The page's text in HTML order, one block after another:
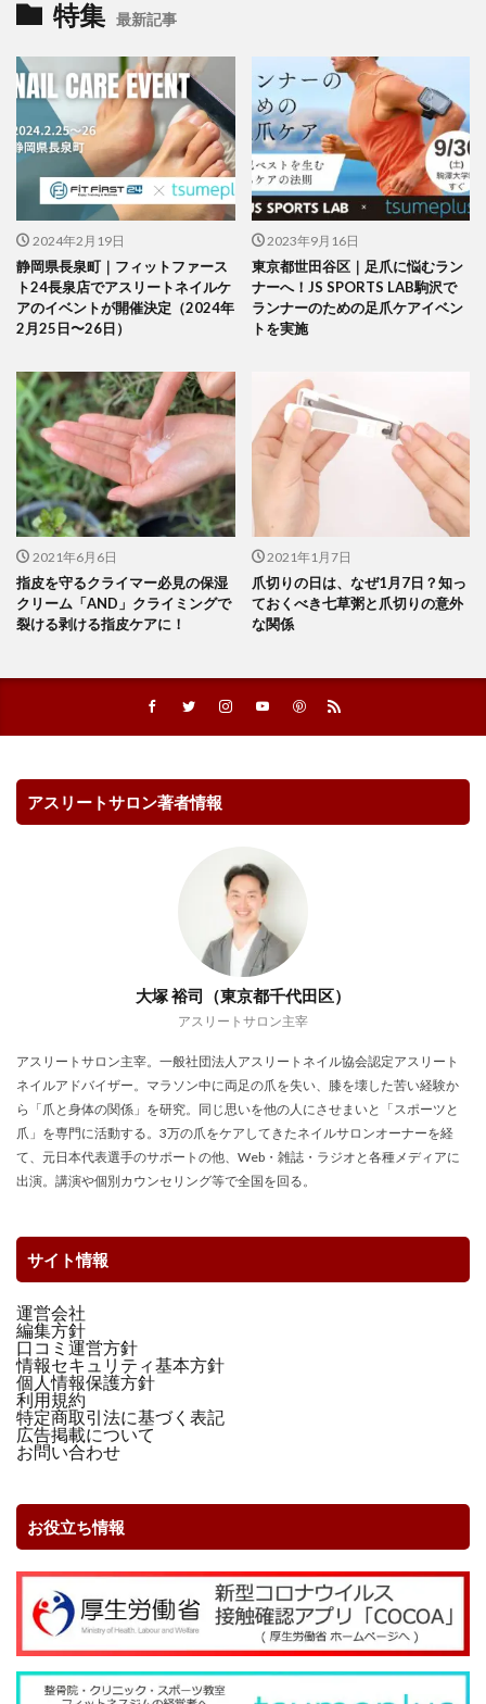
特集 最新記事
2024年2月19日
静岡県長泉町｜フィットファース
ト24長泉店でアスリートネイルケ
アのイベントが開催決定（2024年
2月25日〜26日）
2023年9月16日
東京都世田谷区｜足爪に悩むラン
ナーへ！JS SPORTS LAB駒沢で
ランナーのための足爪ケアイベン
トを実施
2021年6月6日
指皮を守るクライマー必見の保湿
クリーム「AND」クライミングで
裂ける剥ける指皮ケアに！
2021年1月7日
爪切りの日は、なぜ1月7日？知っ
ておくべき七草粥と爪切りの意外
な関係
アスリートサロン著者情報
大塚 裕司（東京都千代田区）
アスリートサロン主宰
アスリートサロン主宰。一般社団法人アスリートネイル協会認定アスリート
ネイルアドバイザー。マラソン中に両足の爪を失い、膝を壊した苦い経験か
ら「爪と身体の関係」を研究。同じ思いを他の人にさせまいと「スポーツと
爪」を専門に活動する。3万の爪をケアしてきたネイルサロンオーナーを経
て、元日本代表選手のサポートの他、Web・雑誌・ラジオと各種メディアに
出演。講演や個別カウンセリング等で全国を回る。
サイト情報
運営会社
編集方針
口コミ運営方針
情報セキュリティ基本方針
個人情報保護方針
利用規約
特定商取引法に基づく表記
広告掲載について
お問い合わせ
お役立ち情報